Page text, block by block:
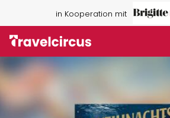
in Kooperation mit